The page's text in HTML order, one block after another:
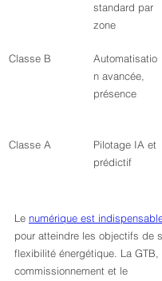
standard par
zone
Classe B
Automatisatio
n avancée,
présence
Classe A
Pilotage IA et
prédictif
Le numérique est
pour atteindre les objectifs de
flexibilité énergétique. La GTB,
commissionnement et le